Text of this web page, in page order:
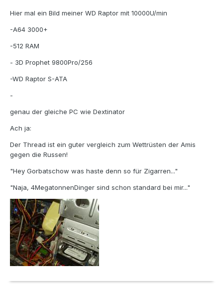
Hier mal ein Bild meiner WD Raptor mit 10000U/min
-A64 3000+
-512 RAM
- 3D Prophet 9800Pro/256
-WD Raptor S-ATA
-
genau der gleiche PC wie Dextinator
Ach ja:
Der Thread ist ein guter vergleich zum Wettrüsten der Amis
gegen die Russen!
"Hey Gorbatschow was haste denn so für Zigarren..."
"Naja, 4MegatonnenDinger sind schon standard bei mir..."